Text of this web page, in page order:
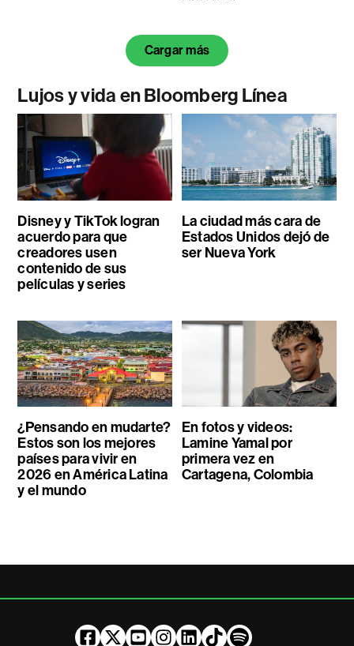
Cargar más
Lujos y vida en Bloomberg Línea
Disney y TikTok logran
acuerdo para que
creadores usen
contenido de sus
películas y series
La ciudad más cara de
Estados Unidos dejó de
ser Nueva York
¿Pensando en mudarte?
Estos son los mejores
países para vivir en
2026 en América Latina
y el mundo
En fotos y videos:
Lamine Yamal por
primera vez en
Cartagena, Colombia